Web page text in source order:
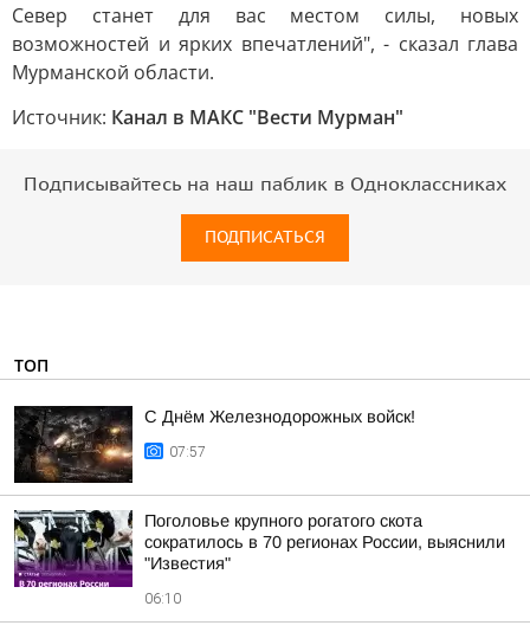
Север станет для вас местом силы, новых
возможностей и ярких впечатлений", - сказал глава
Мурманской области.
Источник: Канал в МАКС "Вести Мурман"
Подписывайтесь на наш паблик в Одноклассниках
ПОДПИСАТЬСЯ
ТОП
С Днём Железнодорожных войск!
07:57
Поголовье крупного рогатого скота
сократилось в 70 регионах России, выяснили
"Известия"
06:10